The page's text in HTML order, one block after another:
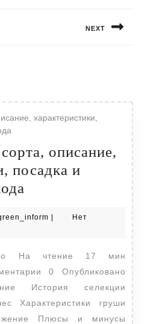
NEXT
описание,
посадка и
сорта,
характеристики,
посадка
и
организация
green_inform
|
Нет
0 Опубликовано
История селекции
Характеристики груши
Плюсы и минусы